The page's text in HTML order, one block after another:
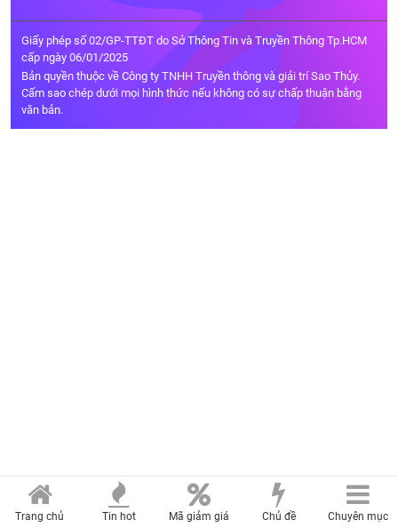
Giấy phép số 02/GP-TTĐT do Sở Thông Tin và Truyền Thông Tp.HCM
cấp ngày 06/01/2025
Bản quyền thuộc về Công ty TNHH Truyền thông và giải trí Sao Thủy.
Cấm sao chép dưới mọi hình thức nếu không có sự chấp thuận bằng
văn bản.
Trang chủ Tin hot Mã giảm giá Chủ đề Chuyên mục